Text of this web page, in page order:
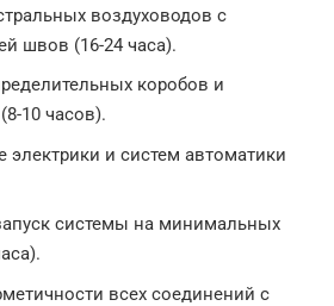
воздуховодов с
швов (16-24 часа).
коробов и
10 часов).
электрики и систем автоматики
системы на минимальных
всех соединений с